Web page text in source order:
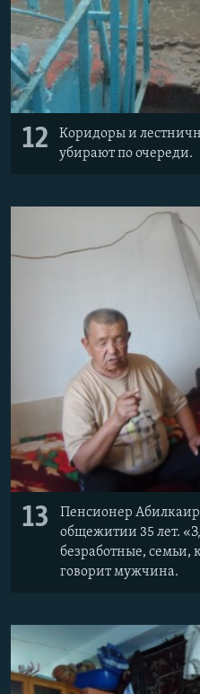
12
Коридоры и
убирают по очереди.
13
Пенсионер Абилкаир
общежитии 35 лет.
безработные, семьи,
говорит мужчина.